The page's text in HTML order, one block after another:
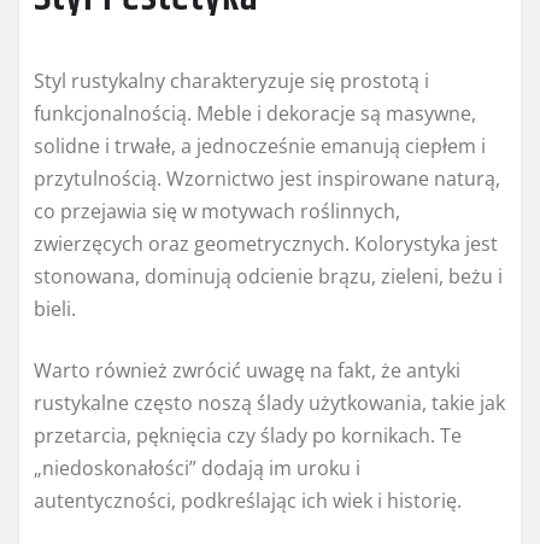
Styl rustykalny charakteryzuje się prostotą i
funkcjonalnością. Meble i dekoracje są masywne,
solidne i trwałe, a jednocześnie emanują ciepłem i
przytulnością. Wzornictwo jest inspirowane naturą,
co przejawia się w motywach roślinnych,
zwierzęcych oraz geometrycznych. Kolorystyka jest
stonowana, dominują odcienie brązu, zieleni, beżu i
bieli.
Warto również zwrócić uwagę na fakt, że antyki
rustykalne często noszą ślady użytkowania, takie jak
przetarcia, pęknięcia czy ślady po kornikach. Te
„niedoskonałości” dodają im uroku i
autentyczności, podkreślając ich wiek i historię.